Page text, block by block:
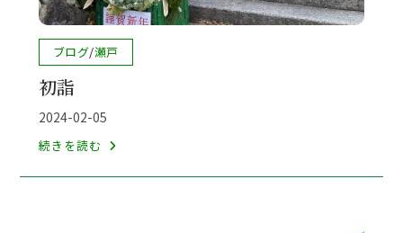
投
カ
テ
リ
ー:
ブログ/瀬戸
初詣
投
稿
開
2024-02-05
続きを読む